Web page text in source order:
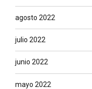
agosto 2022
julio 2022
junio 2022
mayo 2022